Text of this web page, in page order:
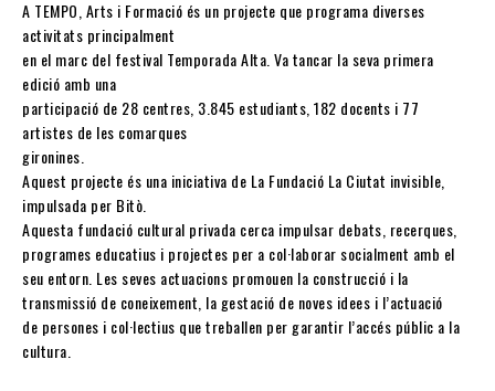
A TEMPO, Arts i Formació és un projecte que programa diverses
activitats principalment
en el marc del festival Temporada Alta. Va tancar la seva primera
edició amb una
participació de 28 centres, 3.845 estudiants, 182 docents i 77
artistes de les comarques
gironines.
Aquest projecte és una iniciativa de La Fundació La Ciutat invisible,
impulsada per Bitò.
Aquesta fundació cultural privada cerca impulsar debats, recerques,
programes educatius i projectes per a col·laborar socialment amb el
seu entorn. Les seves actuacions promouen la construcció i la
transmissió de coneixement, la gestació de noves idees i l’actuació
de persones i col·lectius que treballen per garantir l’accés públic a la
cultura.